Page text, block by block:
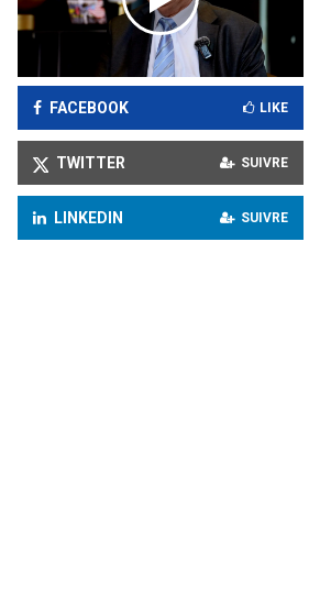
FACEBOOK LIKE
TWITTER SUIVRE
LINKEDIN SUIVRE